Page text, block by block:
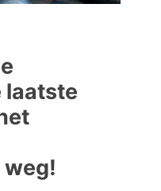
laatste
weg!